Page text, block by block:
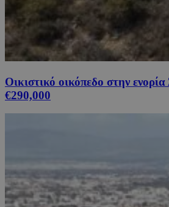
Οικιστικό οικόπεδο στην
€290,000